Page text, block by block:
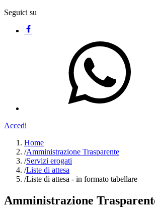
Seguici su
Accedi
Home
/Amministrazione Trasparente
/Servizi erogati
/Liste di attesa
/Liste di attesa - in formato tabellare
Amministrazione